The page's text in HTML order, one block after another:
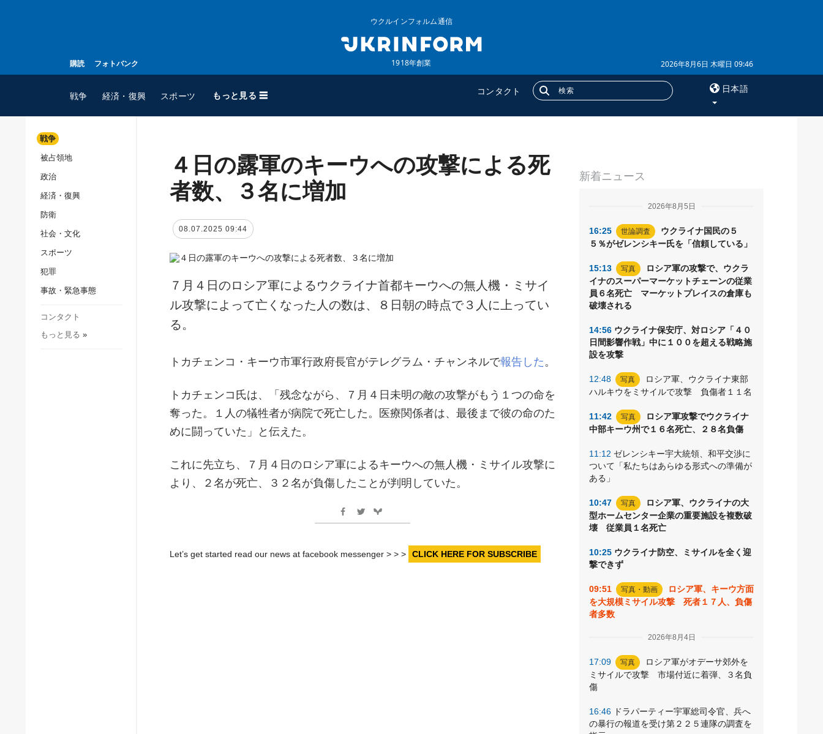
購読 フォトバンク
ウクルインフォルム通信
1918年創業 2026年8月6日 木曜日 09:46
戦争 経済・復興 スポーツ もっと見る ☰ コンタクト 日本語
スポーツ
ウクルインフォルム
ウクルインフォルムについ
て
追加
特集
購読
戦争
被占領地
政治
経済・復興
防衛
社会・文化
スポーツ
犯罪
事故・緊急事態
コンタクト
もっと見る »
新着ニュース
2026年8月5日
16:25 世論調査
ウクライナ国民の５
５％がゼレンシキー氏を「信頼している」
15:13 写真
ロシア軍の攻撃で、ウクラ
イナのスーパーマーケットチェーンの従業
員６名死亡 マーケットプレイスの倉庫も
破壊される
14:56 ウクライナ保安庁、対ロシア「４０
日間影響作戦」中に１００を超える戦略施
設を攻撃
12:48 写真
ロシア軍、ウクライナ東部
ハルキウをミサイルで攻撃 負傷者１１名
11:42 写真
ロシア軍攻撃でウクライナ
中部キーウ州で１６名死亡、２８名負傷
11:12 ゼレンシキー宇大統領、和平交渉に
ついて「私たちはあらゆる形式への準備が
ある」
10:47 写真
ロシア軍、ウクライナの大
型ホームセンター企業の重要施設を複数破
壊 従業員１名死亡
10:25 ウクライナ防空、ミサイルを全く迎
撃できず
09:51 写真・動画
ロシア軍、キーウ方面
を大規模ミサイル攻撃 死者１７人、負傷
者多数
2026年8月4日
17:09 写真
ロシア軍がオデーサ郊外を
ミサイルで攻撃 市場付近に着弾、３名負
傷
16:46 ドラパーティー宇軍総司令官、兵へ
の暴行の報道を受け第２２５連隊の調査を
４日の露軍のキーウへの攻撃による死
者数、３名に増加
08.07.2025 09:44
７月４日のロシア軍によるウクライナ首都キーウへの無人機・ミサイ
ル攻撃によって亡くなった人の数は、８日朝の時点で３人に上ってい
る。
トカチェンコ・キーウ市軍行政府長官がテレグラム・チャンネルで報告した 。
トカチェンコ氏は、「残念ながら、７月４日未明の敵の攻撃がもう１つの命を
奪った。１人の犠牲者が病院で死亡した。医療関係者は、最後まで彼の命のた
めに闘っていた」と伝えた。
これに先立ち、７月４日のロシア軍によるキーウへの無人機・ミサイル攻撃に
より、２名が死亡、３２名が負傷したことが判明していた。
Let’s get started read our news at facebook messenger > > > CLICK HERE FOR SUBSCRIBE